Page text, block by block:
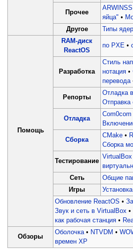
Прочее
ARWINSS
яйца" •
Другое
Типы ядер
Помощь
RAM-диск
ReactOS
по PXE•
Разработка
Стиль
нотация•
перевода
Репорты
Отладка
Отправка
Отладка
Com0com
Сборка
CMake•
Сборка
Тестирование
VirtualBox
Сеть
Общие
Игры
Обновление ReactOS •
Звук и сеть в VirtualBox•
как рабочая станция•
Обзоры
Оболочка• NTVDM •
времен XP